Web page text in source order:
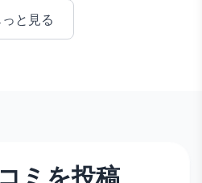
っと見る
ミを投稿